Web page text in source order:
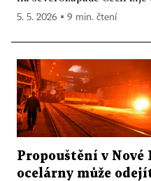
5. 5. 2026 ▪ 9 min. čtení
Propouštění v Nové
ocelárny může